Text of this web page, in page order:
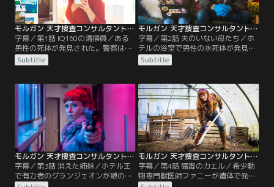
モルガン 天才捜査コンサルタントの殺人事件簿 シーズン1 第01話／字幕
字幕／第1話 IQ160の清掃員／ある
男性の死体が発見された。警察は妻
で弁護士のジャンヌが夫を殺し逃走
中と見ていたが、捜査本部のボード
込んであった。書いたのは夜間清掃
員として警察署で働くモルガン・ア
ルヴァロ。幅広い知識を持ち抜群の
観察力を持つIQ160の彼女だが、好
奇心旺盛で短気なのが玉に瑕。
Subtitle
モルガン 天才捜査コンサルタントの殺人事件簿 シーズン1 第02話／字幕
字幕／第2話 夫のいない母たち／ホ
テルの浴室で男性の水死体が発見さ
れた。正式に捜査コンサルタントと
して警察に雇われることになったモ
へ。しかし2人はウマが合わず衝突
ばかりしていた。それでも結局はモ
ルガンの抜群の勘と観察力で真犯人
へと導かれていく。ようやくカラデ
ックもモルガンに一目を置くよう
に。
Subtitle
モルガン 天才捜査コンサルタントの殺人事件簿 シーズン1 第03話／字幕
字幕／第3話 消えた姉妹／ホテル王
で有力者のグランジェオンが娘のフ
モルガン 天才捜査コンサルタントの殺人事件簿 シーズン1 第04話／字幕
字幕／第4話 猛毒のカエル／希少動
物専門獣医師ファニーが遺体で発見